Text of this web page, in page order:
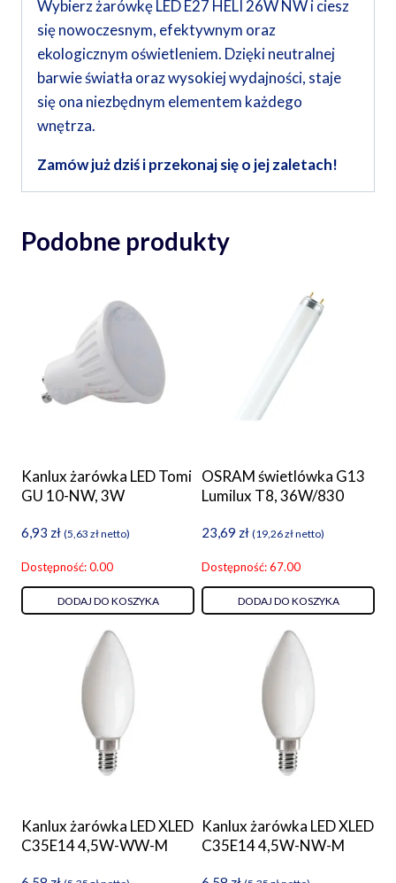
Wybierz żarówkę LED E27 HELI 26W NW i ciesz
się nowoczesnym, efektywnym oraz
ekologicznym oświetleniem. Dzięki neutralnej
barwie światła oraz wysokiej wydajności, staje
się ona niezbędnym elementem każdego
wnętrza.
Zamów już dziś i przekonaj się o jej zaletach!
Podobne produkty
Kanlux żarówka LED Tomi
GU 10-NW, 3W
6,93 zł (5,63 złnetto)
Dostępność: 0.00
DODAJ DO KOSZYKA
OSRAM świetlówka G13
Lumilux T8, 36W/830
23,69 zł (19,26złnetto)
Dostępność: 67.00
DODAJ DO KOSZYKA
Kanlux żarówka LED XLED
C35E14 4,5W-WW-M
Kanlux żarówka LED XLED
C35E14 4,5W-NW-M